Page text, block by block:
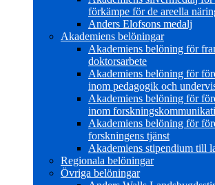
förkämpe för de areella
Anders Elofsons medalj
Akademiens belöningar
Akademiens belöning för
doktorsarbete
Akademiens belöning för
inom pedagogik och
Akademiens belöning för
inom
Akademiens belöning för
forskningens tjänst
Akademiens stipendium till
Regionala belöningar
Övriga belöningar